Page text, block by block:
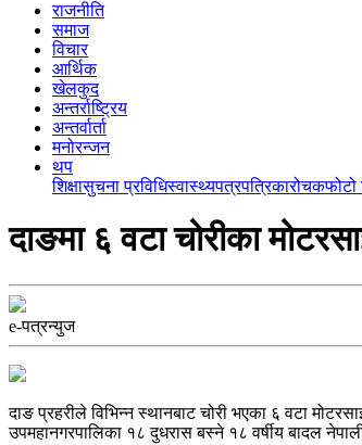
राजनीति
समाज
विचार
आर्थिक
खेलकुद
अन्तर्राष्ट्रिय
अन्तर्वार्ता
मनोरन्जन
थप
शिक्षासुचना प्रविधिस्वास्थ्यपत्रपत्रिकारोचक
दाङमा ६ वटा चोरीका
e-पत्रन्युज
दाङ प्रहरीले विभिन्न स्थानबाट चोरी भएका ६ वटा
उपमहानगरपालिका १८ दुधरास बस्ने १८ वर्षीय बादल